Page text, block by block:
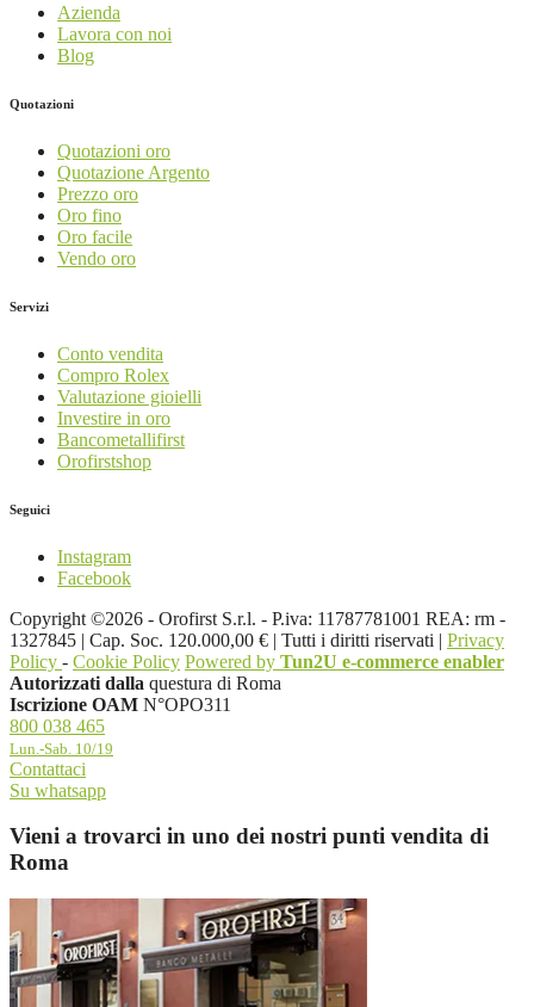
Azienda
Lavora con noi
Blog
Quotazioni
Quotazioni oro
Quotazione Argento
Prezzo oro
Oro fino
Oro facile
Vendo oro
Servizi
Conto vendita
Compro Rolex
Valutazione gioielli
Investire in oro
Bancometallifirst
Orofirstshop
Seguici
Instagram
Facebook
Copyright ©2026 - Orofirst S.r.l. - P.iva: 11787781001 REA: rm -
1327845 | Cap. Soc. 120.000,00 € | Tutti i diritti riservati | Privacy
Policy - Cookie Policy Powered by Tun2U e-commerce enabler
Autorizzati dalla questura di Roma
Iscrizione OAM N°OPO311
800 038 465
Lun.-Sab. 10/19
Contattaci
Su whatsapp
Vieni a trovarci in uno dei nostri punti vendita di
Roma